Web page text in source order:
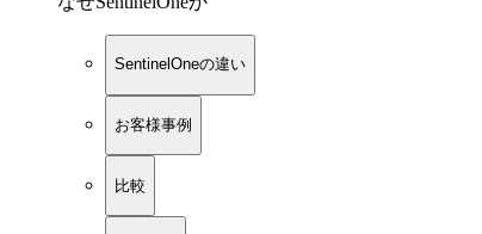
SentinelOneの違い
お客様事例
比較